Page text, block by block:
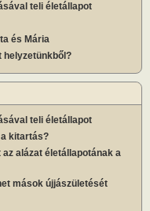
teli életállapot
és Mária
helyzetünkből?
teli életállapot
kitartás?
alázat életállapotának a
mások újjászületését